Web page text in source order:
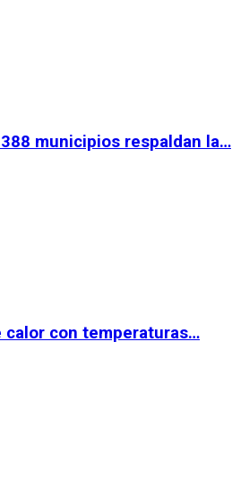
municipios respaldan la…
calor con temperaturas…